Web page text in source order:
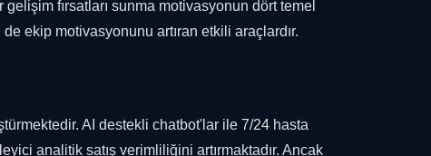
fırsatları sunma motivasyonun dört temel
ekip motivasyonunu artıran etkili araçlardır.
AI destekli chatbot'lar ile 7/24 hasta
analitik satış verimliliğini artırmaktadır. Ancak